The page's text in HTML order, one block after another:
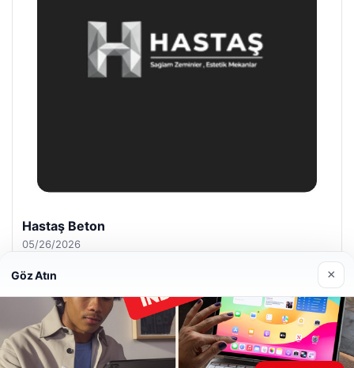
Hastaş Beton
05/26/2026
Göz Atın ×